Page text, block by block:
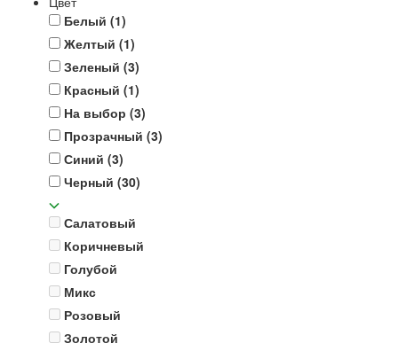
Белый (1)
Желтый (1)
Зеленый (3)
Красный (1)
На выбор (3)
Прозрачный (3)
Синий (3)
Черный (30)
Салатовый
Коричневый
Голубой
Микс
Розовый
Золотой